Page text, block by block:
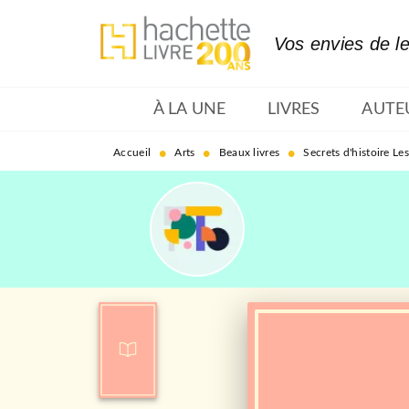
MENU RECHERCHE
Vos envies de
À LA UNE LIVRES
Accueil • Arts • Beaux livres • Secrets d'histoire